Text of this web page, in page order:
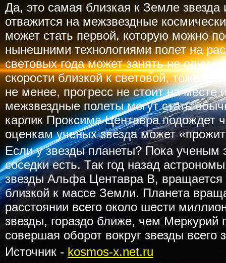
Да, это самая близкая к Земле звезда
отважится на межзвездные
может стать первой, которую можно
нынешними технологиями полет на
световых года может занять не одну
скорости близкой к световой, тоже
не менее, прогресс не стоит на
межзвездные полеты могут стать
карлик Проксима Центавра подождет
оценкам ученых звезда может
Если у звезды планеты? Пока ученым
соседки есть. Так год назад
звезды Альфа Центавра B, вращается
близкой к массе Земли. Планета
расстоянии всего около шести
звезды, гораздо ближе, чем Меркурий
совершая оборот вокруг звезды всего
Источник - kosmos-x.net.ru